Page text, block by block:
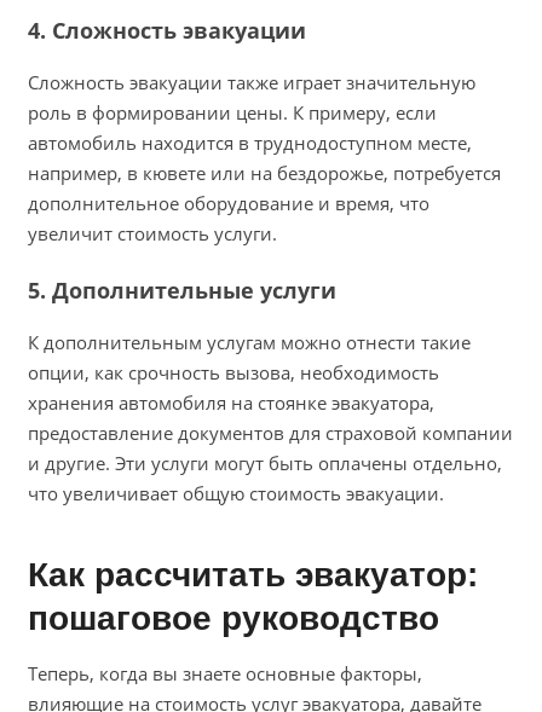
4. Сложность эвакуации
Сложность эвакуации также играет значительную
роль в формировании цены. К примеру, если
автомобиль находится в труднодоступном месте,
например, в кювете или на бездорожье, потребуется
дополнительное оборудование и время, что
увеличит стоимость услуги.
5. Дополнительные услуги
К дополнительным услугам можно отнести такие
опции, как срочность вызова, необходимость
хранения автомобиля на стоянке эвакуатора,
предоставление документов для страховой компании
и другие. Эти услуги могут быть оплачены отдельно,
что увеличивает общую стоимость эвакуации.
Как рассчитать эвакуатор:
пошаговое руководство
Теперь, когда вы знаете основные факторы,
влияющие на стоимость услуг эвакуатора, давайте